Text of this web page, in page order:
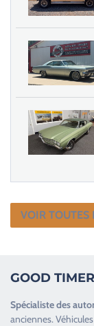
i
d
e
.
VOIR TOUTES
GOOD
Spécialiste des
anciennes.